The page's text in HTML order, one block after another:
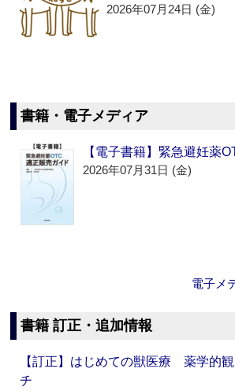
2026年07月24日 (金)
書籍・電子メディア
【電子書籍】緊急避妊薬
2026年07月31日 (金)
電子メ
書籍 訂正・追加情報
【訂正】はじめての獣医療 薬学的
チ